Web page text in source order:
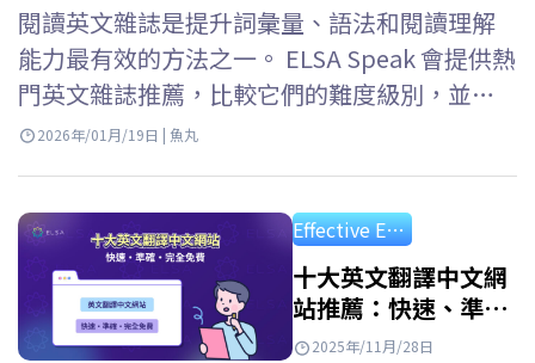
閱讀英文雜誌是提升詞彙量、語法和閱讀理解
能力最有效的方法之一。 ELSA Speak 會提供熱
門英文雜誌推薦，比較它們的難度級別，並介
紹免費的線上閱讀資源，方便你選擇適合自己
學等多個領域的豐富詞彙。 提升社會認知：用
英语更新全球新闻、趋势和问题。 增強語言反
應能力：熟悉句型結構和自然表達，提升閱讀
理解能力。 提升綜合技能：透過日常閱讀習
2026年/01月/19日 | 魚丸
Effective English Study
十大英文翻譯中文網
站推薦：快速、準確
且免費
2025年/11月/28日